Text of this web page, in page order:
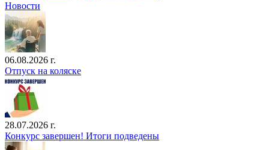
Новости
06.08.2026 г.
Отпуск на коляске
28.07.2026 г.
Конкурс завершен! Итоги подведены